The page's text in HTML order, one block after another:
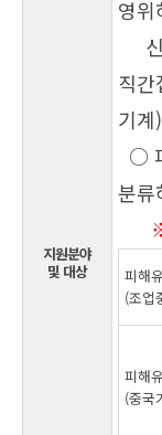
지원분야
및 대상
영위
신
직간
기계
○
분류
피해
(조업
피해
(중국